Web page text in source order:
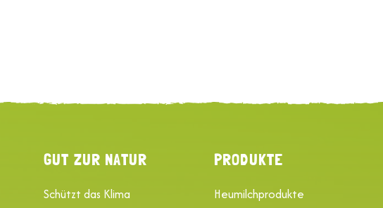
GUT ZUR NATUR
Schützt das Klima
PRODUKTE
Heumilchprodukte